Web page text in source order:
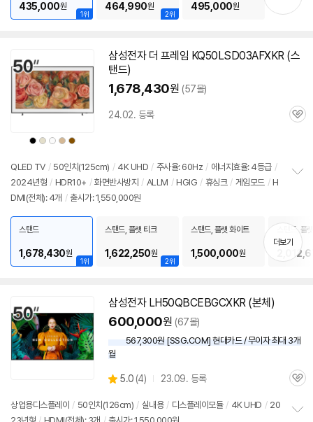
1위
435,000원
2위
464,990원 495,000원
상
품
상
상
품
상
상
품
상
상
품
상
상
품
상
삼성전자 더 프레임 KQ50LSD03AFXKR (스
탠드)
1,678,430원 (57몰)
24.02. 등록
관
QLED TV / 50인치 (125cm) / 4K UHD / 주사율: 60Hz / 에너지효율: 4등급 /
2024년형 / HDR10+ / 화면반사방지 / ALLM / HGIG / 휴싱크 / 게임모드 / H
DMI(전체): 4개 / 출시가: 1,550,000원
치
기
1위
스탠드
1,678,430원
2위
스탠드, 플랫 티크
1,622,250원
스탠드, 플랫 화이트
1,500,000원
스탠드, 플
더보기
삼성전자 LH50QBCEBGCXKR (본체)
600,000원 (67몰)
567,300원 [SSG.COM] 현대카드 / 무이자 최대 3개
월
별
점
5.0 (상
리
4) 23.09. 등록
관
상업용디스플레이 / 50인치 (126cm) / 실내용 / 디스플레이모듈 / 4K UHD / 20